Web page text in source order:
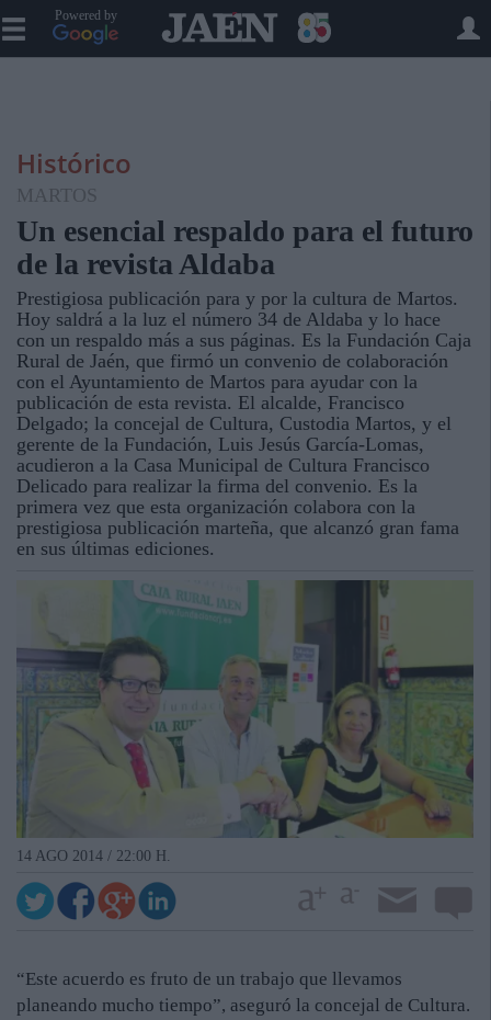
Powered by
Histórico
MARTOS
Un esencial respaldo para el futuro
de la revista Aldaba
Prestigiosa publicación para y por la cultura de Martos.
Hoy saldrá a la luz el número 34 de Aldaba y lo hace
con un respaldo más a sus páginas. Es la Fundación Caja
Rural de Jaén, que firmó un convenio de colaboración
con el Ayuntamiento de Martos para ayudar con la
publicación de esta revista. El alcalde, Francisco
Delgado; la concejal de Cultura, Custodia Martos, y el
gerente de la Fundación, Luis Jesús García-Lomas,
acudieron a la Casa Municipal de Cultura Francisco
Delicado para realizar la firma del convenio. Es la
primera vez que esta organización colabora con la
prestigiosa publicación marteña, que alcanzó gran fama
en sus últimas ediciones.
14 AGO 2014 / 22:00 H.
“Este acuerdo es fruto de un trabajo que llevamos
planeando mucho tiempo”, aseguró la concejal de Cultura.